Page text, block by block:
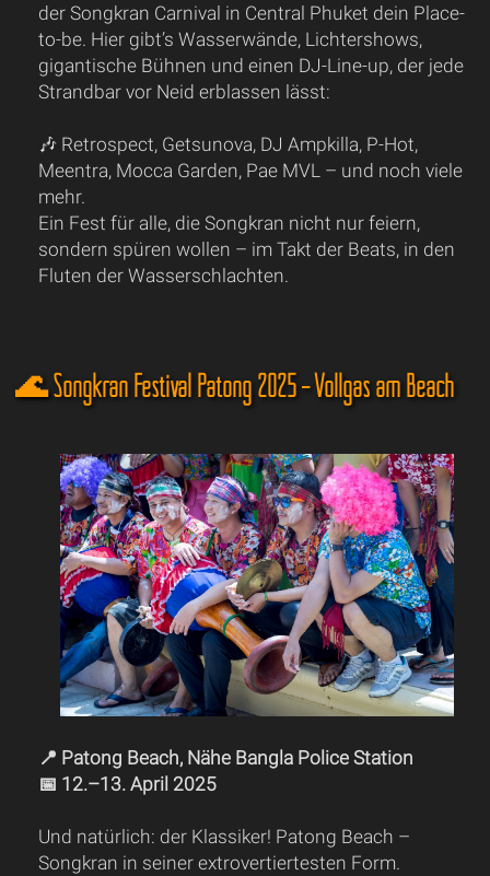
der Songkran Carnival in Central Phuket dein Place-
to-be. Hier gibt’s Wasserwände, Lichtershows,
gigantische Bühnen und einen DJ-Line-up, der jede
Strandbar vor Neid erblassen lässt:
🎶 Retrospect, Getsunova, DJ Ampkilla, P-Hot,
Meentra, Mocca Garden, Pae MVL – und noch viele
mehr.
Ein Fest für alle, die Songkran nicht nur feiern,
sondern spüren wollen – im Takt der Beats, in den
Fluten der Wasserschlachten.
🌊 Songkran Festival Patong 2025 – Vollgas am Beach
📍 Patong Beach, Nähe Bangla Police Station
📅 12.–13. April 2025
Und natürlich: der Klassiker! Patong Beach –
Songkran in seiner extrovertiertesten Form.